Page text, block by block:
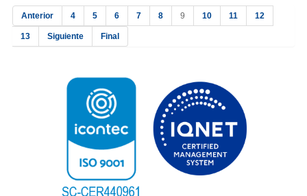
Anterior 4 5 6 7 8 9 10 11 12
13 Siguiente Final